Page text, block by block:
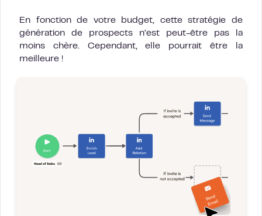
En fonction de votre budget, cette stratégie de
génération de prospects n’est peut-être pas la
moins chère. Cependant, elle pourrait être la
meilleure !